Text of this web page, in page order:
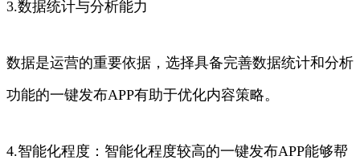
3.数据统计与分析能力
数据是运营的重要依据，选择具备完善数据统计和分析
功能的一键发布APP有助于优化内容策略。
4.智能化程度：智能化程度较高的一键发布APP能够帮